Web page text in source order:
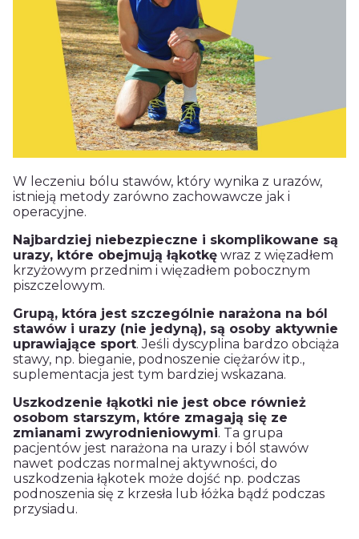
W leczeniu bólu stawów, który wynika z urazów,
istnieją metody zarówno zachowawcze jak i
operacyjne.
Najbardziej niebezpieczne i skomplikowane są
urazy, które obejmują łąkotkę wraz z więzadłem
krzyżowym przednim i więzadłem pobocznym
piszczelowym.
Grupą, która jest szczególnie narażona na ból
stawów i urazy (nie jedyną), są osoby aktywnie
uprawiające sport. Jeśli dyscyplina bardzo obciąża
stawy, np. bieganie, podnoszenie ciężarów itp.,
suplementacja jest tym bardziej wskazana.
Uszkodzenie łąkotki nie jest obce również
osobom starszym, które zmagają się ze
zmianami zwyrodnieniowymi. Ta grupa
pacjentów jest narażona na urazy i ból stawów
nawet podczas normalnej aktywności, do
uszkodzenia łąkotek może dojść np. podczas
podnoszenia się z krzesła lub łóżka bądź podczas
przysiadu.